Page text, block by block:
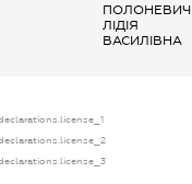
ПОЛОНЕВИЧ
ЛІДІЯ
ВАСИЛІВНА